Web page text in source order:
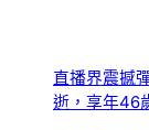
直播界震撼
逝，享年46